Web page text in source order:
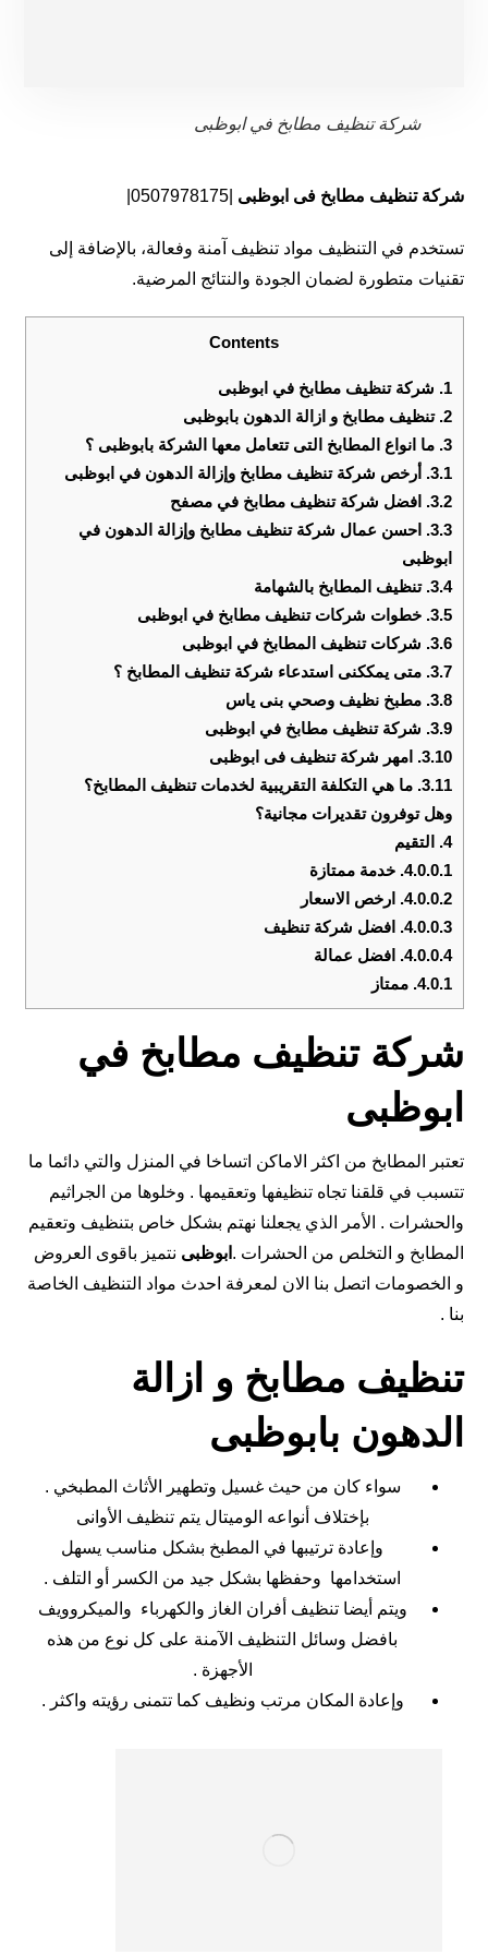
شركة تنظيف مطابخ في ابوظبى
شركة تنظيف مطابخ فى ابوظبى |0507978175|
تستخدم في التنظيف مواد تنظيف آمنة وفعالة، بالإضافة إلى
تقنيات متطورة لضمان الجودة والنتائج المرضية.
Contents
1. شركة تنظيف مطابخ في ابوظبى
2. تنظيف مطابخ و ازالة الدهون بابوظبى
3. ما انواع المطابخ التى تتعامل معها الشركة بابوظبى ؟
3.1. أرخص شركة تنظيف مطابخ وإزالة الدهون في ابوظبى
3.2.
افضل شركة تنظيف مطابخ في مصفح
3.3.
احسن عمال شركة تنظيف مطابخ وإزالة الدهون في
ابوظبى
3.4. تنظيف المطابخ بالشهامة
3.5. خطوات شركات تنظيف مطابخ في ابوظبى
3.6. شركات تنظيف المطابخ في ابوظبى
3.7. متى يمككنى استدعاء شركة تنظيف المطابخ ؟
3.8. مطبخ نظيف وصحي بنى ياس
3.9. شركة تنظيف مطابخ في ابوظبى
3.10.
امهر شركة تنظيف فى ابوظبى
3.11. ما هي التكلفة التقريبية لخدمات تنظيف المطابخ؟
وهل توفرون تقديرات مجانية؟
4.
التقيم
4.0.0.1. خدمة ممتازة
4.0.0.2.
ارخص الاسعار
4.0.0.3.
افضل شركة تنظيف
4.0.0.4.
افضل عمالة
4.0.1. ممتاز
شركة تنظيف مطابخ في
ابوظبى
تعتبر المطابخ من اكثر الاماكن اتساخا في المنزل والتي دائما ما
تتسبب في قلقنا تجاه تنظيفها وتعقيمها . وخلوها من الجراثيم
والحشرات . الأمر الذي يجعلنا نهتم بشكل خاص بتنظيف وتعقيم
المطابخ و التخلص من الحشرات . ابوظبى نتميز باقوى العروض
و الخصومات اتصل بنا الان لمعرفة احدث مواد التنظيف الخاصة
بنا .
تنظيف مطابخ و ازالة
الدهون بابوظبى
سواء كان من حيث غسيل وتطهير الأثاث المطبخي .
بإختلاف أنواعه الوميتال يتم تنظيف الأوانى
وإعادة ترتيبها في المطبخ بشكل مناسب يسهل
استخدامها وحفظها بشكل جيد من الكسر أو التلف .
ويتم أيضا تنظيف أفران الغاز والكهرباء والميكروويف
بافضل وسائل التنظيف الآمنة على كل نوع من هذه
الأجهزة .
وإعادة المكان مرتب ونظيف كما تتمنى رؤيته واكثر .